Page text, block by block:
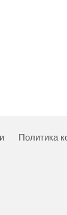
Политика